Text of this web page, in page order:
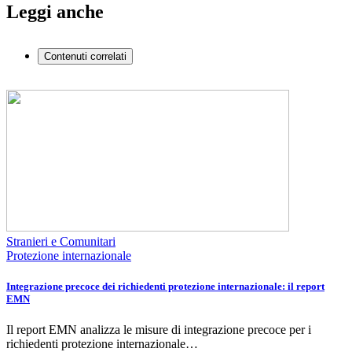
Leggi anche
Contenuti correlati
Stranieri e Comunitari
Protezione internazionale
Integrazione precoce dei richiedenti protezione internazionale: il report
EMN
Il report EMN analizza le misure di integrazione precoce per i
richiedenti protezione internazionale…